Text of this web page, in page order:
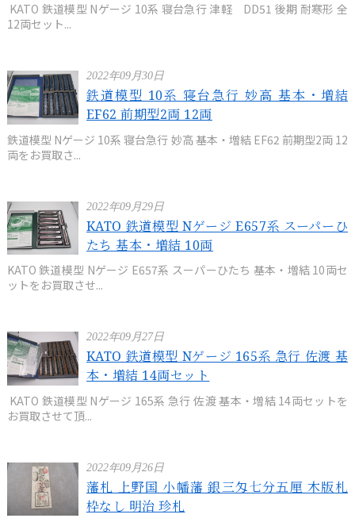
KATO 鉄道模型 Nゲージ 10系 寝台急行 津軽 DD51 後期 耐寒形 全
12両セット...
2022年09月30日
鉄道模型 10系 寝台急行 妙高 基本・増結
EF62 前期型2両 12両
鉄道模型 Nゲージ 10系 寝台急行 妙高 基本・増結 EF62 前期型2両 12
両をお買取さ...
2022年09月29日
KATO 鉄道模型 Nゲージ E657系 スーパーひ
たち 基本・増結 10両
KATO 鉄道模型 Nゲージ E657系 スーパーひたち 基本・増結 10両セ
ットをお買取させ...
2022年09月27日
KATO 鉄道模型 Nゲージ 165系 急行 佐渡 基
本・増結 14両セット
KATO 鉄道模型 Nゲージ 165系 急行 佐渡 基本・増結 14両セットを
お買取させて頂...
2022年09月26日
藩札 上野国 小幡藩 銀三匁七分五厘 木版札
枠なし 明治 珍札